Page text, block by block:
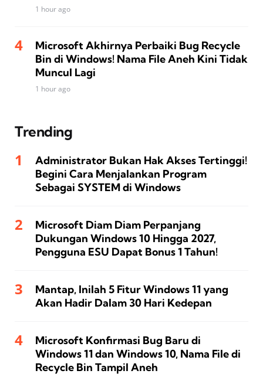
1 hour ago
Microsoft Akhirnya Perbaiki Bug Recycle
Bin di Windows! Nama File Aneh Kini Tidak
Muncul Lagi
1 hour ago
Trending
Administrator Bukan Hak Akses Tertinggi!
Begini Cara Menjalankan Program
Sebagai SYSTEM di Windows
Microsoft Diam Diam Perpanjang
Dukungan Windows 10 Hingga 2027,
Pengguna ESU Dapat Bonus 1 Tahun!
Mantap, Inilah 5 Fitur Windows 11 yang
Akan Hadir Dalam 30 Hari Kedepan
Microsoft Konfirmasi Bug Baru di
Windows 11 dan Windows 10, Nama File di
Recycle Bin Tampil Aneh